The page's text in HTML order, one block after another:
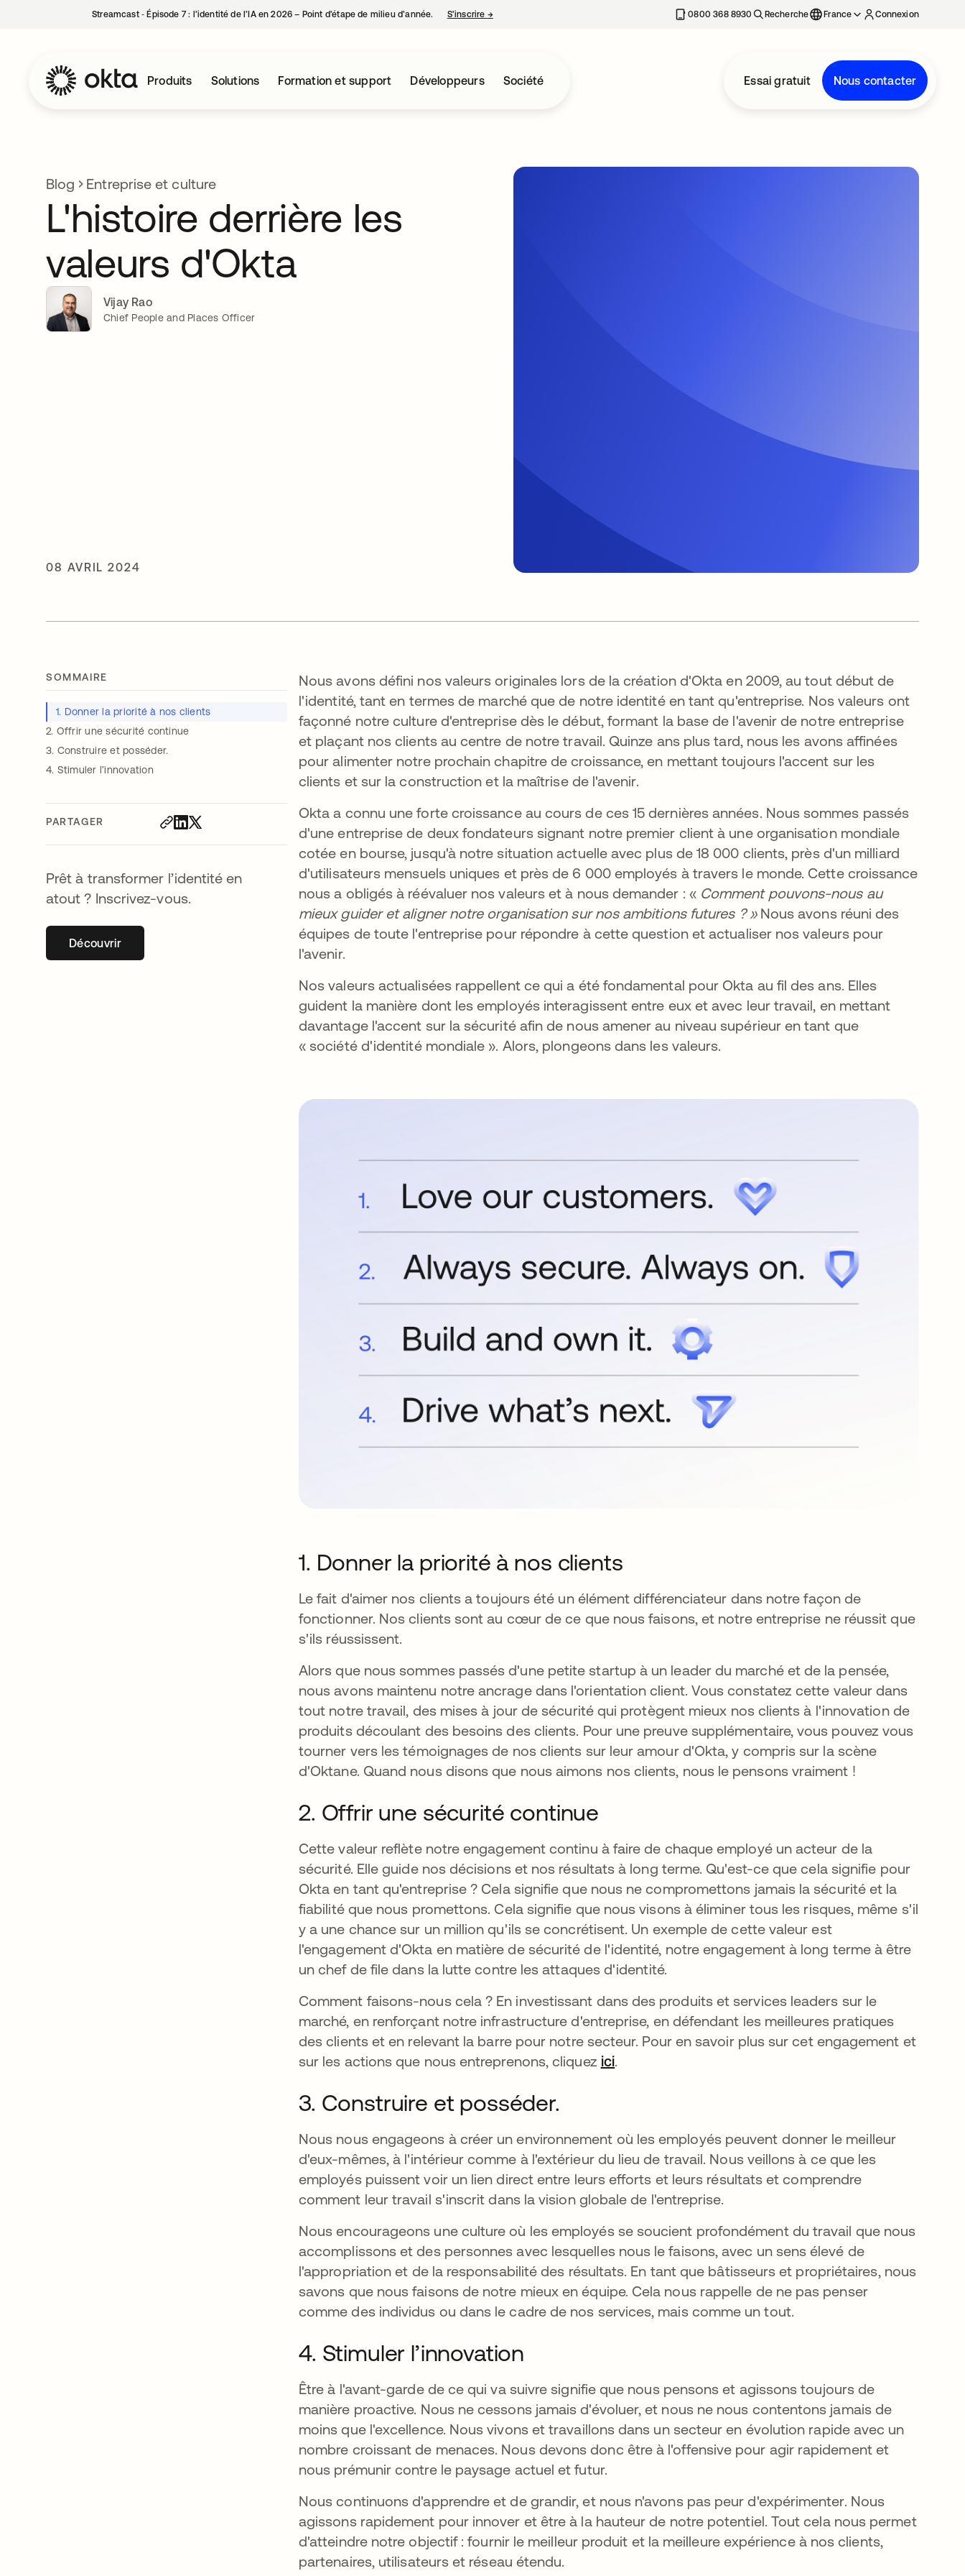
Streamcast ‑ Épisode 7 : l’identité de l’IA en 2026 – Point d’étape de milieu d’année. S’inscrire →s’ouvre dans un nouvel onglet 0800 368 8930 Recherche France Connexion
Produits Solutions Formation et support Développeurs Société Essai gratuit Nous contacter
Blog Entreprise et culture
L'histoire derrière les
valeurs d'Okta
Vijay Rao
Chief People and Places Officer
08 AVRIL 2024
SOMMAIRE
1. Donner la priorité à nos clients
2. Offrir une sécurité continue
3. Construire et posséder.
4. Stimuler l’innovation
PARTAGER
Prêt à transformer l’identité en
atout ? Inscrivez-vous.
Découvrirs’ouvre dans un nouvel onglet
Nous avons défini nos valeurs originales lors de la création d'Okta en 2009, au tout début de
l'identité, tant en termes de marché que de notre identité en tant qu'entreprise. Nos valeurs ont
façonné notre culture d'entreprise dès le début, formant la base de l'avenir de notre entreprise
et plaçant nos clients au centre de notre travail. Quinze ans plus tard, nous les avons affinées
pour alimenter notre prochain chapitre de croissance, en mettant toujours l'accent sur les
clients et sur la construction et la maîtrise de l'avenir.
Okta a connu une forte croissance au cours de ces 15 dernières années. Nous sommes passés
d'une entreprise de deux fondateurs signant notre premier client à une organisation mondiale
cotée en bourse, jusqu'à notre situation actuelle avec plus de 18 000 clients, près d'un milliard
d'utilisateurs mensuels uniques et près de 6 000 employés à travers le monde. Cette croissance
nous a obligés à réévaluer nos valeurs et à nous demander : « Comment pouvons-nous au
mieux guider et aligner notre organisation sur nos ambitions futures ? »Nous avons réuni des
équipes de toute l'entreprise pour répondre à cette question et actualiser nos valeurs pour
l'avenir.
Nos valeurs actualisées rappellent ce qui a été fondamental pour Okta au fil des ans. Elles
guident la manière dont les employés interagissent entre eux et avec leur travail, en mettant
davantage l'accent sur la sécurité afin de nous amener au niveau supérieur en tant que
« société d'identité mondiale ». Alors, plongeons dans les valeurs.
1. Donner la priorité à nos clients
Le fait d'aimer nos clients a toujours été un élément différenciateur dans notre façon de
fonctionner. Nos clients sont au cœur de ce que nous faisons, et notre entreprise ne réussit que
s'ils réussissent.
Alors que nous sommes passés d'une petite startup à un leader du marché et de la pensée,
nous avons maintenu notre ancrage dans l'orientation client. Vous constatez cette valeur dans
tout notre travail, des mises à jour de sécurité qui protègent mieux nos clients à l'innovation de
produits découlant des besoins des clients. Pour une preuve supplémentaire, vous pouvez vous
tourner vers les témoignages de nos clients sur leur amour d'Okta, y compris sur la scène
d'Oktane. Quand nous disons que nous aimons nos clients, nous le pensons vraiment !
2. Offrir une sécurité continue
Cette valeur reflète notre engagement continu à faire de chaque employé un acteur de la
sécurité. Elle guide nos décisions et nos résultats à long terme. Qu'est-ce que cela signifie pour
Okta en tant qu'entreprise ? Cela signifie que nous ne compromettons jamais la sécurité et la
fiabilité que nous promettons. Cela signifie que nous visons à éliminer tous les risques, même s'il
y a une chance sur un million qu'ils se concrétisent. Un exemple de cette valeur est
l'engagement d'Okta en matière de sécurité de l'identité, notre engagement à long terme à être
un chef de file dans la lutte contre les attaques d'identité.
Comment faisons-nous cela ? En investissant dans des produits et services leaders sur le
marché, en renforçant notre infrastructure d'entreprise, en défendant les meilleures pratiques
des clients et en relevant la barre pour notre secteur. Pour en savoir plus sur cet engagement et
sur les actions que nous entreprenons, cliquez icis’ouvre dans un nouvel onglet
.
3. Construire et posséder.
Nous nous engageons à créer un environnement où les employés peuvent donner le meilleur
d'eux-mêmes, à l'intérieur comme à l'extérieur du lieu de travail. Nous veillons à ce que les
employés puissent voir un lien direct entre leurs efforts et leurs résultats et comprendre
comment leur travail s'inscrit dans la vision globale de l'entreprise.
Nous encourageons une culture où les employés se soucient profondément du travail que nous
accomplissons et des personnes avec lesquelles nous le faisons, avec un sens élevé de
l'appropriation et de la responsabilité des résultats. En tant que bâtisseurs et propriétaires, nous
savons que nous faisons de notre mieux en équipe. Cela nous rappelle de ne pas penser
comme des individus ou dans le cadre de nos services, mais comme un tout.
4. Stimuler l’innovation
Être à l'avant-garde de ce qui va suivre signifie que nous pensons et agissons toujours de
manière proactive. Nous ne cessons jamais d'évoluer, et nous ne nous contentons jamais de
moins que l'excellence. Nous vivons et travaillons dans un secteur en évolution rapide avec un
nombre croissant de menaces. Nous devons donc être à l'offensive pour agir rapidement et
nous prémunir contre le paysage actuel et futur.
Nous continuons d'apprendre et de grandir, et nous n'avons pas peur d'expérimenter. Nous
agissons rapidement pour innover et être à la hauteur de notre potentiel. Tout cela nous permet
d'atteindre notre objectif : fournir le meilleur produit et la meilleure expérience à nos clients,
partenaires, utilisateurs et réseau étendu.